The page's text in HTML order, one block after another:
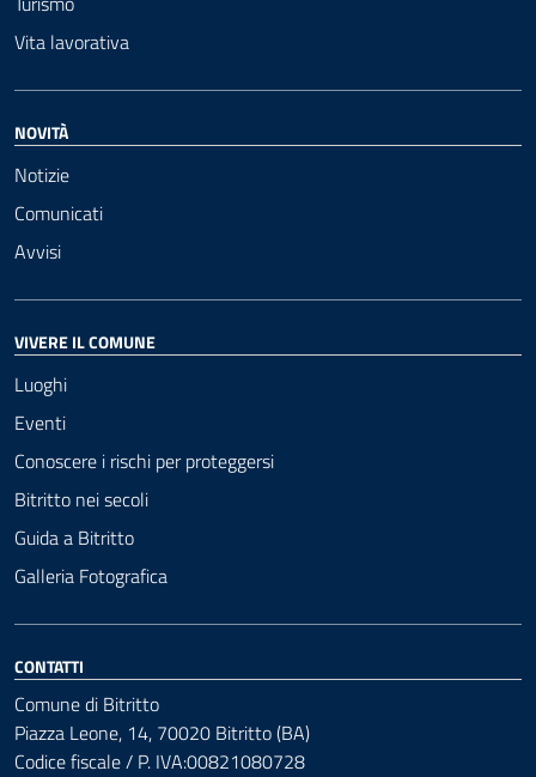
Vita lavorativa
NOVITÀ
Notizie
Comunicati
Avvisi
VIVERE IL COMUNE
Luoghi
Eventi
Conoscere i rischi per proteggersi
Bitritto nei secoli
Guida a Bitritto
Galleria Fotografica
CONTATTI
Comune di Bitritto
Piazza Leone, 14, 70020 Bitritto (BA)
Codice fiscale / P. IVA:00821080728